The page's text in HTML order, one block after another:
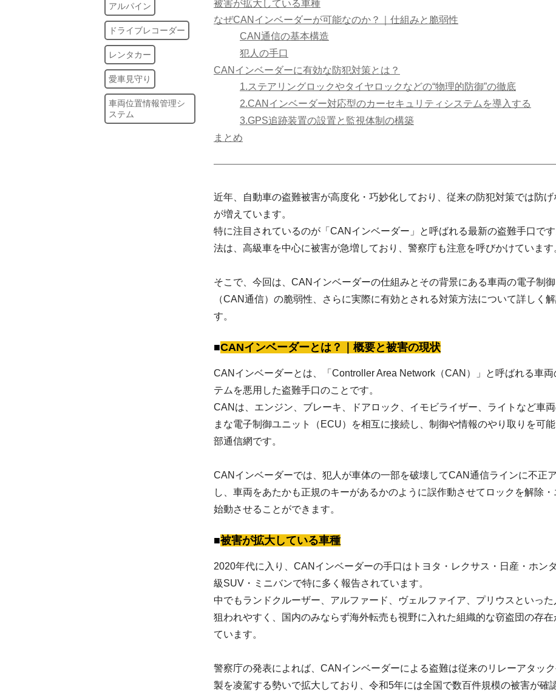
アルパイン
ドライブレコーダー
レンタカー
愛車見守り
車両位置情報管理シ
ステム
被害が拡大している車種
なぜCANインベーダーが可能なのか？｜仕組みと脆弱性
CAN通信の基本構造
犯人の手口
CANインベーダーに有効な防犯対策とは？
1.ステアリングロックやタイヤロックなどの“物理的防御”の徹底
2.CANインベーダー対応型のカーセキュリティシステムを導入する
3.GPS追跡装置の設置と監視体制の構築
まとめ
近年、自動車の盗難被害が高度化・巧妙化しており、従来の防犯対策では防げ
が増えています。
特に注目されているのが「CANインベーダー」と呼ばれる最新の盗難手口で
法は、高級車を中心に被害が急増しており、警察庁も注意を呼びかけています
そこで、今回は、CANインベーダーの仕組みとその背景にある車両の電子制
（CAN通信）の脆弱性、さらに実際に有効とされる対策方法について詳しく解
す。
CANインベーダーとは？｜概要と被害の現状
CANインベーダーとは、「Controller Area Network（CAN）」と呼ばれる車両
テムを悪用した盗難手口のことです。
CANは、エンジン、ブレーキ、ドアロック、イモビライザー、ライトなど車
まな電子制御ユニット（ECU）を相互に接続し、制御や情報のやり取りを可
部通信網です。
CANインベーダーでは、犯人が車体の一部を破壊してCAN通信ラインに不正
し、車両をあたかも正規のキーがあるかのように誤作動させてロックを解除・
始動させることができます。
被害が拡大している車種
2020年代に入り、CANインベーダーの手口はトヨタ・レクサス・日産・ホン
級SUV・ミニバンで特に多く報告されています。
中でもランドクルーザー、アルファード、ヴェルファイア、プリウスといった
狙われやすく、国内のみならず海外転売も視野に入れた組織的な窃盗団の存
ています。
警察庁の発表によれば、CANインベーダーによる盗難は従来のリレーアタッ
製を凌駕する勢いで拡大しており、令和5年には全国で数百件規模の被害が確